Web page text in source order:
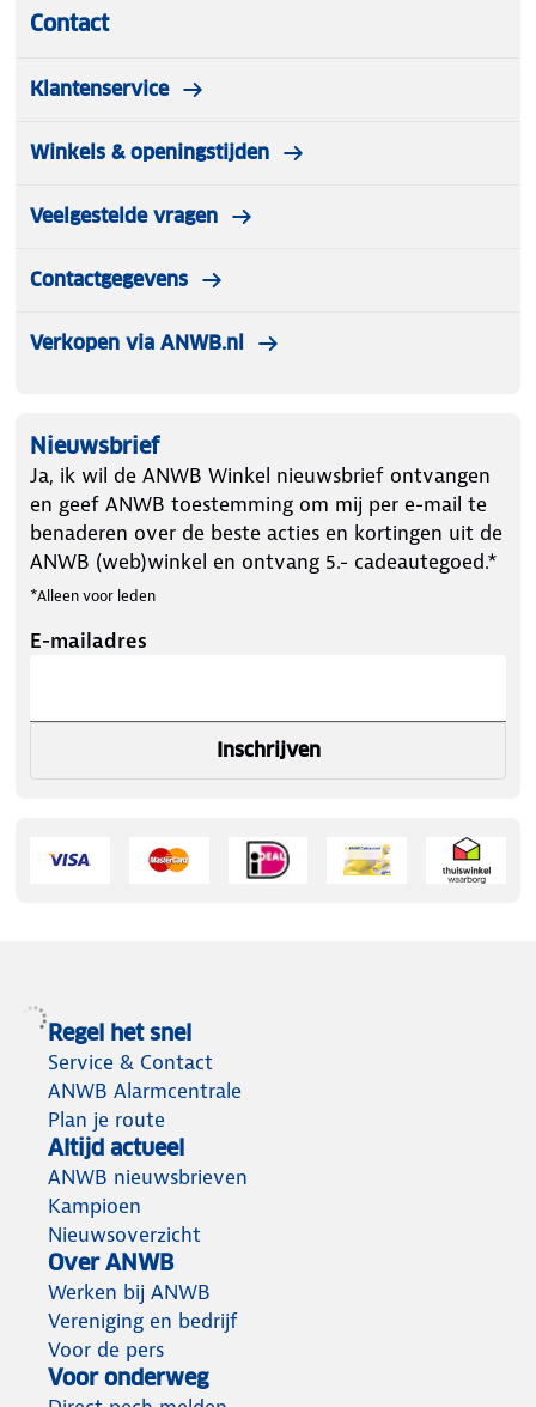
Contact
Klantenservice
Winkels & openingstijden
Veelgestelde vragen
Contactgegevens
Verkopen via ANWB.nl
Nieuwsbrief
Ja, ik wil de ANWB Winkel nieuwsbrief ontvangen
en geef ANWB toestemming om mij per e-mail te
benaderen over de beste acties en kortingen uit de
ANWB (web)winkel en ontvang 5.- cadeautegoed.*
*Alleen voor leden
E-mailadres
Inschrijven
Regel het snel
Service & Contact
ANWB Alarmcentrale
Plan je route
Altijd actueel
ANWB nieuwsbrieven
Kampioen
Nieuwsoverzicht
Over ANWB
Werken bij ANWB
Vereniging en bedrijf
Voor de pers
Voor onderweg